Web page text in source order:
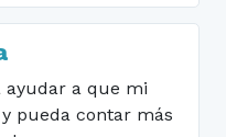
ayudar a que mi
pueda contar más